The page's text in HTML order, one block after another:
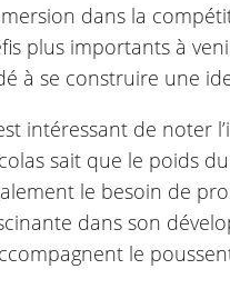
dans la
plus importants à
à se construire une
intéressant de noter
sait que le poids
le besoin de
dans son
le